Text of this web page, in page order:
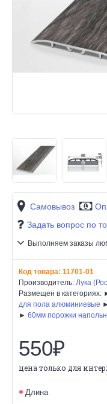
Самовывоз
Задать вопрос по
Выполняем заказы
Код товара: 11701-01
Производитель: Лука
Размещен в категориях:
для пола алюминиевые
► 60мм порожки
550₽
цена только для
Длина